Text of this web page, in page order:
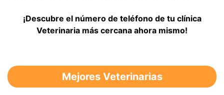
¡Descubre el número de teléfono de tu clínica
Veterinaria más cercana ahora mismo!
Mejores Veterinarias